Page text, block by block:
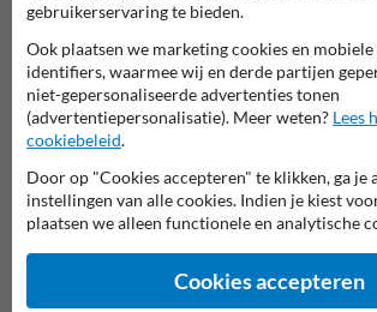
Plaatsing en montage
Naam*
gebruikerservaring te bieden.
Ook plaatsen we marketing cookies en
identifiers, waarmee wij en derde partijen
niet-gepersonaliseerde advertenties tonen
(advertentiepersonalisatie). Meer weten? Lees
cookiebeleid.
Door op "Cookies accepteren" te klikken, ga je
instellingen van alle cookies. Indien je kiest
plaatsen we alleen functionele en analytische
Cookies accepteren